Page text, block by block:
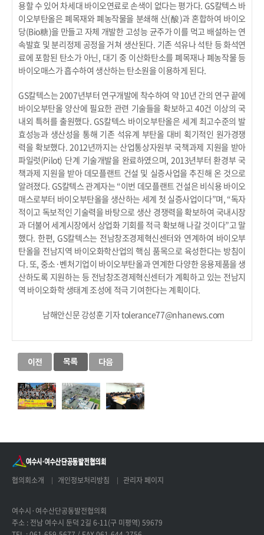
용할 수 있어 차세대 바이오연료로 손색이 없다는 평가다. GS칼텍스 바
이오부탄올은 폐목재와 폐농작물을 분쇄해 산(酸)과 혼합하여 바이오
당(Bio糖)을 만들고 자체 개발한 고성능 균주가 이를 먹고 배설하는 연
속발효 및 분리정제 공정을 거쳐 생산된다. 기존 석유나 석탄 등 화석연
료에 포함된 탄소가 아닌, 대기 중 이산화탄소를 폐목재나 폐농작물 등
바이오매스가 흡수하여 생산하는 탄소원을 이용하게 된다.
GS칼텍스는 2007년부터 연구개발에 착수하여 약 10년 간의 연구 끝에
바이오부탄올 양산에 필요한 관련 기술들을 확보하고 40건 이상의 국
내외 특허를 출원했다. GS칼텍스 바이오부탄올은 세계 최고수준의 발
효성능과 생산성을 통해 기존 석유계 부탄올 대비 획기적인 원가경쟁
력을 확보했다. 2012년까지는 산업통상자원부 국책과제 지원을 받아
파일럿(Pilot) 단계 기술개발을 완료하였으며, 2013년부터 환경부 국
책과제 지원을 받아 데모플랜트 건설 및 실증사업을 추진해 온 것으로
알려졌다. GS칼텍스 관계자는 “이번 데모플랜트 건설은 비식용 바이오
매스로부터 바이오부탄올을 생산하는 세계 첫 실증사업이다”며, “독자
적이고 독보적인 기술력을 바탕으로 생산 경쟁력을 확보하여 국내시장
과 더불어 세계시장에서 상업화 기회를 적극 확보해 나갈 것이다”고 말
했다. 한편, GS칼텍스는 전남창조경제혁신센터와 연계하여 바이오부
탄올을 전남지역 바이오화학산업의 핵심 품목으로 육성한다는 방침이
다. 또, 중소·벤처기업이 바이오부탄올과 연계한 다양한 응용제품을 생
산하도록 지원하는 등 전남창조경제혁신센터가 계획하고 있는 전남지
역 바이오화학 생태계 조성에 적극 기여한다는 계획이다.
남해안신문 강성훈 기자 tolerance77@nhanews.com
협의회소개 개인정보처리방침 관리자 페이지
여수시·여수산단공동발전협의회
주소 : 전남 여수시 둔덕 2길 6-11(구 미평역) 59679